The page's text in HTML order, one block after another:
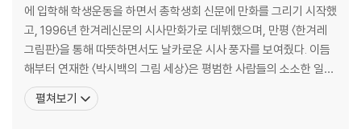
에 입학해 학생운동을 하면서 총학생회 신문에 만화를 그리기 시작했
고, 1996년 한겨레신문의 시사만화가로 데뷔했으며, 만평 〈한겨레
그림판〉을 통해 따뜻하면서도 날카로운 시사 풍자를 보여줬다. 이듬
해부터 연재한 〈박시백의 그림 세상〉은 평범한 사람들의 소소한 일상
을 그려내 많은 독자의 공감과 지지를 얻었다. 그 외에도 〈말〉, 〈출판
저널〉, 〈뉴스피플〉 등의 매체에 만평을 연재한 바 있다. 박시백의 연재
펼쳐보기